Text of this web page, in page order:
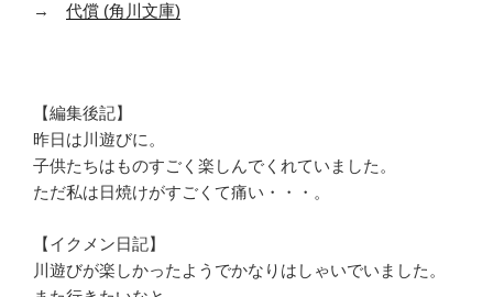
→ 代償 (角川文庫)
【編集後記】
昨日は川遊びに。
子供たちはものすごく楽しんでくれていました。
ただ私は日焼けがすごくて痛い・・・。
【イクメン日記】
川遊びが楽しかったようでかなりはしゃいでいました。